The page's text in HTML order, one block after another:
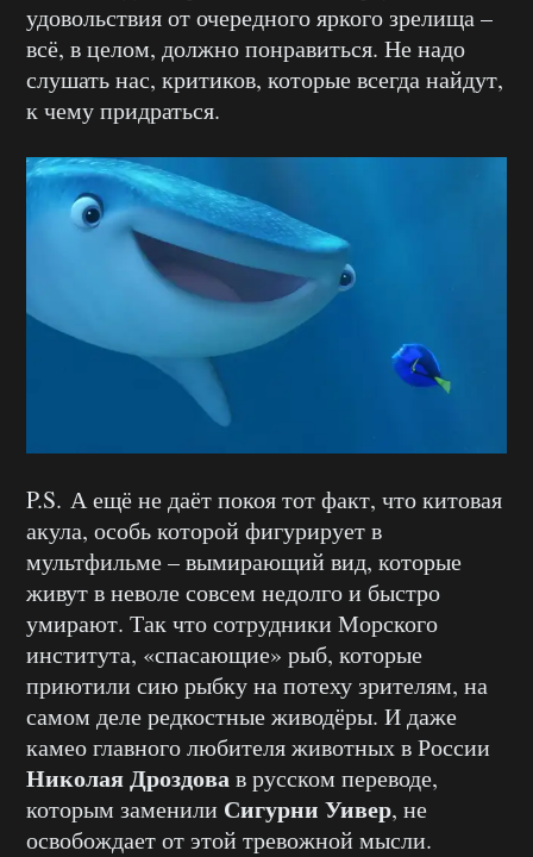
удовольствия от очередного яркого зрелища –
всё, в целом, должно понравиться. Не надо
слушать нас, критиков, которые всегда найдут,
к чему придраться.
P.S. А ещё не даёт покоя тот факт, что китовая
акула, особь которой фигурирует в
мультфильме – вымирающий вид, которые
живут в неволе совсем недолго и быстро
умирают. Так что сотрудники Морского
института, «спасающие» рыб, которые
приютили сию рыбку на потеху зрителям, на
самом деле редкостные живодёры. И даже
камео главного любителя животных в России
Николая Дроздовав русском переводе,
которым заменили Сигурни Уивер, не
освобождает от этой тревожной мысли.